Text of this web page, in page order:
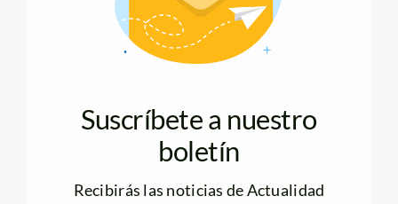
Suscríbete a nuestro
boletín
Recibirás las noticias de Actualidad